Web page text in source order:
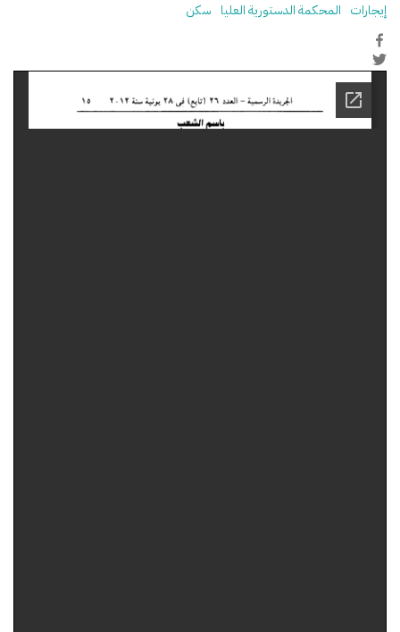
إيجارات المحكمة الدستورية العليا سكن